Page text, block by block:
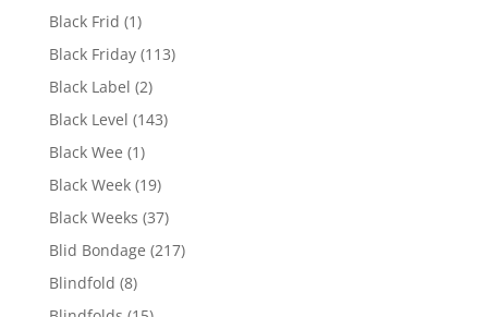
Black Frid (1)
Black Friday (113)
Black Label (2)
Black Level (143)
Black Wee (1)
Black Week (19)
Black Weeks (37)
Blid Bondage (217)
Blindfold (8)